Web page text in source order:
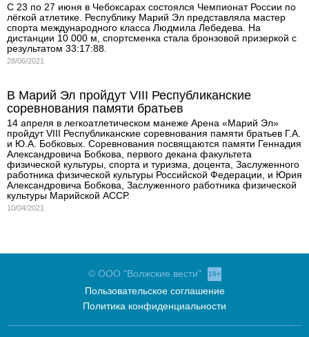
С 23 по 27 июня в Чебоксарах состоялся Чемпионат России по
лёгкой атлетике. Республику Марий Эл представляла мастер
спорта международного класса Людмила Лебедева. На
дистанции 10 000 м, спортсменка стала бронзовой призеркой с
результатом 33:17:88.
28/06/2021
В Марий Эл пройдут VIII Республиканские
соревнования памяти братьев
14 апреля в легкоатлетическом манеже Арена «Марий Эл»
пройдут VIII Республиканские соревнования памяти братьев Г.А.
и Ю.А. Бобковых. Соревнования посвящаются памяти Геннадия
Александровича Бобкова, первого декана факультета
физической культуры, спорта и туризма, доцента, Заслуженного
работника физической культуры Российской Федерации, и Юрия
Александровича Бобкова, Заслуженного работника физической
культуры Марийской АССР.
10/04/2021
© ООО "Волжские вести" 16+
Пользовательское соглашение
Политика конфиденциальности